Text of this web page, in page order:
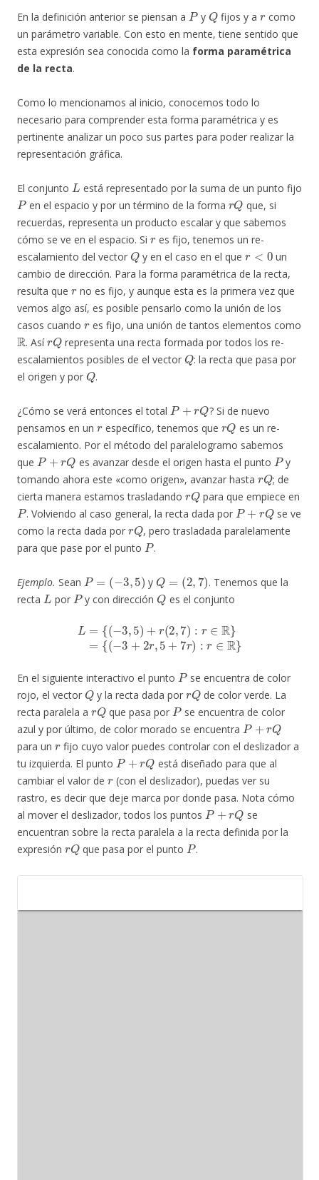
En la definición anterior se piensan a
P
y
Q
fijos y a como
un parámetro variable. Con esto en mente, tiene sentido que
esta expresión sea conocida como la forma paramétrica
de la recta.
Como lo mencionamos al inicio, conocemos todo lo
necesario para comprender esta forma paramétrica y es
pertinente analizar un poco sus partes para poder realizar la
representación gráfica.
El conjunto
L
está representado por la suma de un punto fijo
P
en el espacio y por un término de la forma
rQ
que, si
recuerdas, representa un producto escalar y que sabemos
cómo se ve en el espacio. Si
r
es fijo, tenemos un re-
escalamiento del vector
Q
y en el caso en el que
r <0
un
cambio de dirección. Para la forma paramétrica de la recta,
resulta que
r
no es fijo, y aunque esta es la primera vez que
vemos algo así, es posible pensarlo como la unión de los
casos cuando
r
es fijo, una unión de tantos elementos como
R
. Así
rQ
representa una recta formada por todos los re-
escalamientos posibles de el vector
Q
: la recta que pasa por
el origen y por
Q
.
¿Cómo se verá entonces el total
P+
? Si de nuevo
pensamos en un
r
específico, tenemos que
r Q
es un re-
escalamiento. Por el método del paralelogramo sabemos
que
P+rQ
es avanzar desde el origen hasta el punto
P
y
tomando ahora este «como origen», avanzar hasta
rQ
; de
cierta manera estamos trasladando
r Q
para que empiece en
P
. Volviendo al caso general, la recta dada por
P+rQ
se ve
como la recta dada por
rQ
, pero trasladada paralelamente
para que pase por el punto
P
.
Ejemplo. Sean
P= 3 5)
y
Q ,7
. Tenemos que la
recta
L
por
P
y con dirección
Q
es el conjunto
3, r(2 7 r∈ R }={( −3 + 2r ,5 +7
En el siguiente interactivo el punto
P
se encuentra de color
rojo, el vector
Q
y la recta dada por
rQ
de color verde. La
recta paralela a
r Q
que pasa por
P
se encuentra de color
azul y por último, de color morado se encuentra
P+r Q
para un
r
fijo cuyo valor puedes controlar con el deslizador a
tu izquierda. El punto
P+ rQ
está diseñado para que al
cambiar el valor de
r
(con el deslizador), puedas ver su
rastro, es decir que deje marca por donde pasa. Nota cómo
al mover el deslizador, todos los puntos
P+rQ
se
encuentran sobre la recta paralela a la recta definida por la
expresión
r Q
que pasa por el punto
P
.